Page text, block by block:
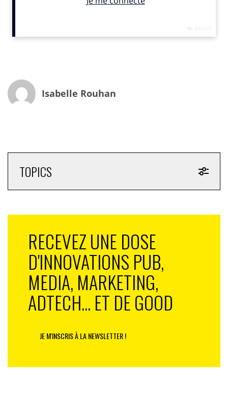
économique des marketplaces Alibaba axées sur la
accessoires.
Isabelle Rouhan
TOPICS
RECEVEZ UNE DOSE
D'INNOVATIONS PUB,
MEDIA, MARKETING,
ADTECH... ET DE GOOD
JE M'INSCRIS À LA NEWSLETTER !